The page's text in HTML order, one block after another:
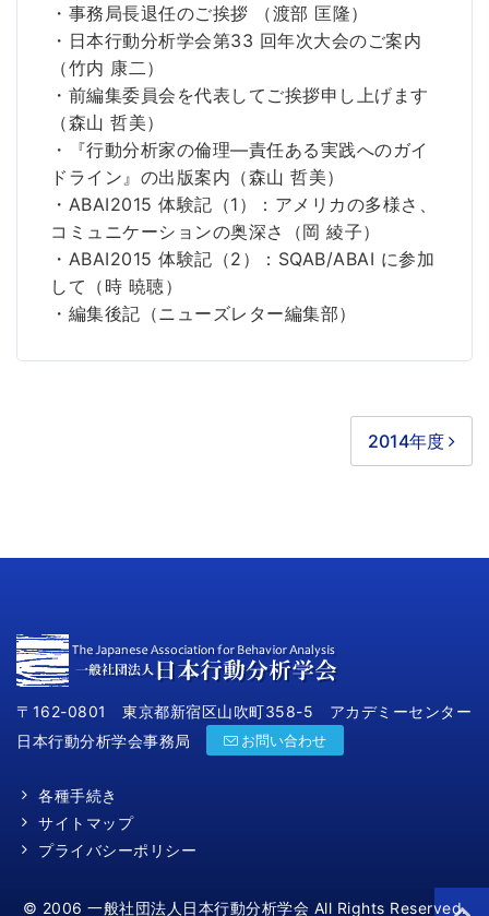
・事務局長退任のご挨拶 （渡部 匡隆）
・日本行動分析学会第33 回年次大会のご案内
（竹内 康二）
・前編集委員会を代表してご挨拶申し上げます
（森山 哲美）
・『行動分析家の倫理―責任ある実践へのガイ
ドライン』の出版案内（森山 哲美）
・ABAI2015 体験記（1）：アメリカの多様さ、
コミュニケーションの奥深さ（岡 綾子）
・ABAI2015 体験記（2）：SQAB/ABAI に参加
して（時 暁聴）
・編集後記（ニューズレター編集部）
2014年度
〒162-0801 東京都新宿区山吹町358-5 アカデミーセンター
日本行動分析学会事務局
お問い合わせ
各種手続き
サイトマップ
プライバシーポリシー
© 2006 一般社団法人日本行動分析学会 All Rights Reserved.